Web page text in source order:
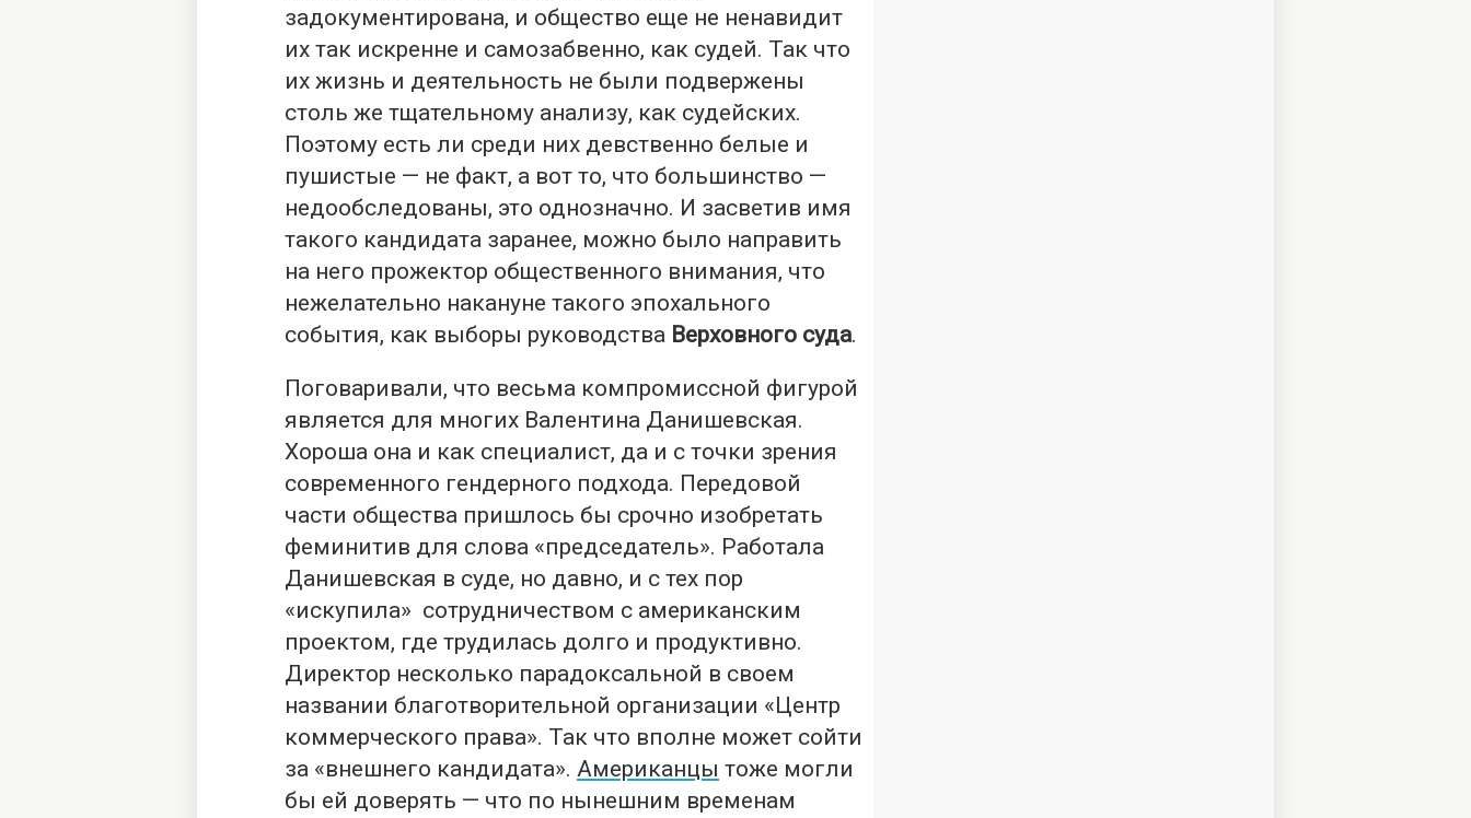
задокументирована, и общество еще не ненавидит
их так искренне и самозабвенно, как судей. Так что
их жизнь и деятельность не были подвержены
столь же тщательному анализу, как судейских.
Поэтому есть ли среди них девственно белые и
пушистые — не факт, а вот то, что большинство —
недообследованы, это однозначно. И засветив имя
такого кандидата заранее, можно было направить
на него прожектор общественного внимания, что
нежелательно накануне такого эпохального
события, как выборы руководства Верховного суда.
Поговаривали, что весьма компромиссной фигурой
является для многих Валентина Данишевская.
Хороша она и как специалист, да и с точки зрения
современного гендерного подхода. Передовой
части общества пришлось бы срочно изобретать
феминитив для слова «председатель». Работала
Данишевская в суде, но давно, и с тех пор
«искупила» сотрудничеством с американским
проектом, где трудилась долго и продуктивно.
Директор несколько парадоксальной в своем
названии благотворительной организации «Центр
коммерческого права». Так что вполне может сойти
за «внешнего кандидата». Американцы тоже могли
бы ей доверять — что по нынешним временам